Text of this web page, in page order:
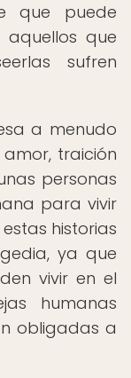
que puede
que
sufren
a menudo
traición
personas
para vivir
historias
ya que
vivir en el
humanas
obligadas a